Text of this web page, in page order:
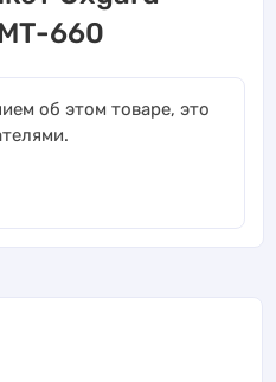
660
об этом товаре, это